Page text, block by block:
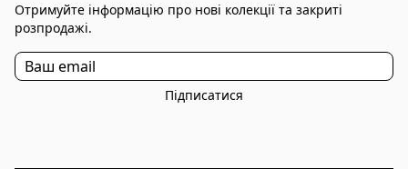
Отримуйте інформацію про нові колекції та закриті
розпродажі.
Підписатися